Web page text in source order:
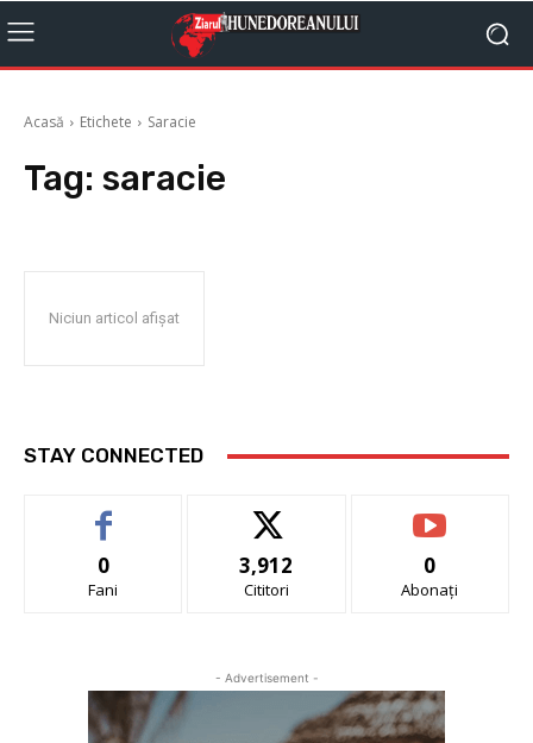
Acasă Etichete Saracie
Tag: saracie
Niciun articol afișat
STAY CONNECTED
0
Fani
3,912
Cititori
0
Abonați
- Advertisement -